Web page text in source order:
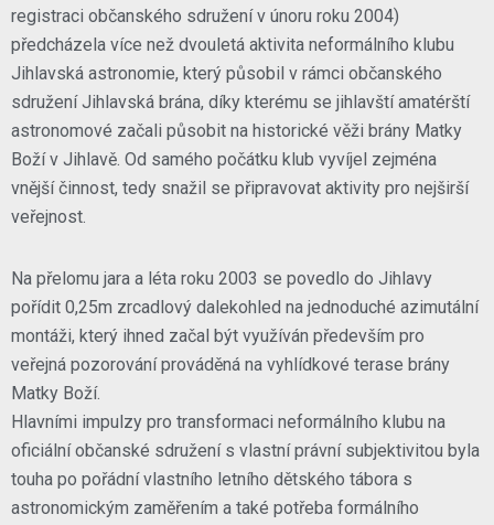
registraci občanského sdružení v únoru roku 2004)
předcházela více než dvouletá aktivita neformálního klubu
Jihlavská astronomie, který působil v rámci občanského
sdružení Jihlavská brána, díky kterému se jihlavští amatérští
astronomové začali působit na historické věži brány Matky
Boží v Jihlavě. Od samého počátku klub vyvíjel zejména
vnější činnost, tedy snažil se připravovat aktivity pro nejširší
veřejnost.
Na přelomu jara a léta roku 2003 se povedlo do Jihlavy
pořídit 0,25m zrcadlový dalekohled na jednoduché azimutální
montáži, který ihned začal být využíván především pro
veřejná pozorování prováděná na vyhlídkové terase brány
Matky Boží.
Hlavními impulzy pro transformaci neformálního klubu na
oficiální občanské sdružení s vlastní právní subjektivitou byla
touha po pořádní vlastního letního dětského tábora s
astronomickým zaměřením a také potřeba formálního